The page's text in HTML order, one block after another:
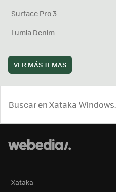
Surface Pro 3
Lumia Denim
VER MÁS TEMAS
Xataka